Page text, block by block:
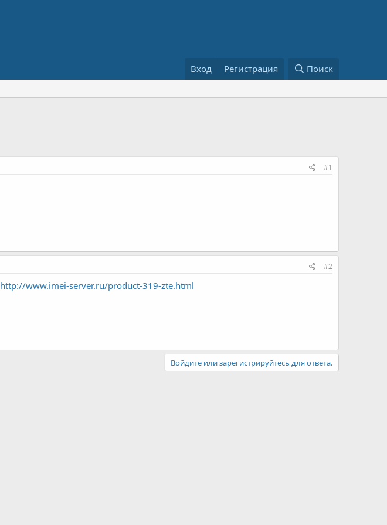
Вход Регистрация Поиск
#1
#2
http://www.imei-server.ru/product-319-zte.html
Войдите или зарегистрируйтесь для ответа.